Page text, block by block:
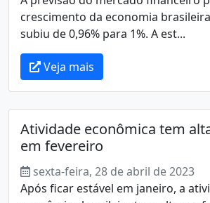
crescimento da economia
subiu de 0,96% para 1%. A est...
Veja mais
Atividade econômica tem
em fevereiro
sexta-feira, 28 de abril de 2023
Após ficar estável em janeiro, a